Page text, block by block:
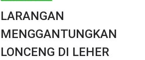
LARANGAN
MENGGANTUNGKAN
LONCENG DI LEHER